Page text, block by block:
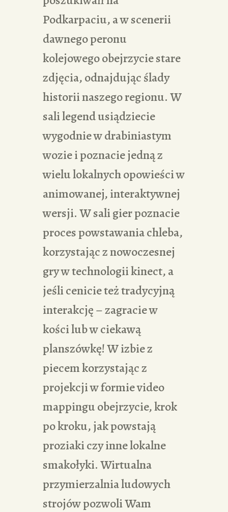
Podkarpaciu, a w scenerii
dawnego peronu
kolejowego obejrzycie stare
zdjęcia, odnajdując ślady
historii naszego regionu. W
sali legend usiądziecie
wygodnie w drabiniastym
wozie i poznacie jedną z
wielu lokalnych opowieści w
animowanej, interaktywnej
wersji. W sali gier poznacie
proces powstawania chleba,
korzystając z nowoczesnej
gry w technologii kinect, a
jeśli cenicie też tradycyjną
interakcję – zagracie w
kości lub w ciekawą
planszówkę! W izbie z
piecem korzystając z
projekcji w formie video
mappingu obejrzycie, krok
po kroku, jak powstają
proziaki czy inne lokalne
smakołyki. Wirtualna
przymierzalnia ludowych
strojów pozwoli Wam